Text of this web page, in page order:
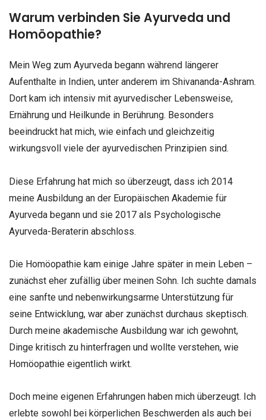
Warum verbinden Sie Ayurveda und
Homöopathie?
Mein Weg zum Ayurveda begann während längerer
Aufenthalte in Indien, unter anderem im Shivananda-Ashram.
Dort kam ich intensiv mit ayurvedischer Lebensweise,
Ernährung und Heilkunde in Berührung. Besonders
beeindruckt hat mich, wie einfach und gleichzeitig
wirkungsvoll viele der ayurvedischen Prinzipien sind.
Diese Erfahrung hat mich so überzeugt, dass ich 2014
meine Ausbildung an der Europäischen Akademie für
Ayurveda begann und sie 2017 als Psychologische
Ayurveda-Beraterin abschloss.
Die Homöopathie kam einige Jahre später in mein Leben –
zunächst eher zufällig über meinen Sohn. Ich suchte damals
eine sanfte und nebenwirkungsarme Unterstützung für
seine Entwicklung, war aber zunächst durchaus skeptisch.
Durch meine akademische Ausbildung war ich gewohnt,
Dinge kritisch zu hinterfragen und wollte verstehen, wie
Homöopathie eigentlich wirkt.
Doch meine eigenen Erfahrungen haben mich überzeugt. Ich
erlebte sowohl bei körperlichen Beschwerden als auch bei